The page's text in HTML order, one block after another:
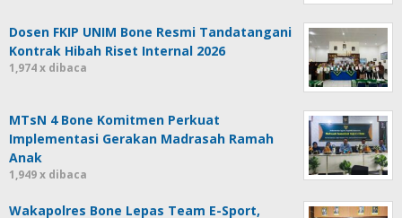
Dosen FKIP UNIM Bone Resmi Tandatangani
Kontrak Hibah Riset Internal 2026
1,974 x dibaca
MTsN 4 Bone Komitmen Perkuat
Implementasi Gerakan Madrasah Ramah
Anak
1,949 x dibaca
Wakapolres Bone Lepas Team E-Sport,